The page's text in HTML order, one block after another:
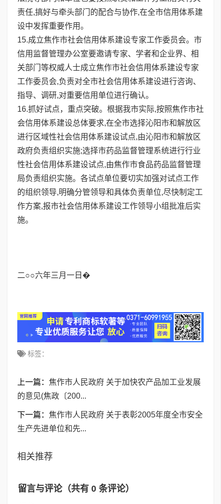
责任,搞好与牵头部门的配合与协作,在全市信用体系建
设中发挥重要作用。
15.成立焦作市社会信用体系建设专家工作委员会。市
信用监督管理办公室要邀请专家、学者和企业界、相
关部门等权威人士成立焦作市社会信用体系建设专家
工作委员会,负责对全市社会信用体系建设进行咨询、
指导、调研,对重要信用单位进行确认。
16.抓好试点，重点突破。根据我市实际,按照焦作市社
会信用体系建设总体要求,在全市选择沁阳市和解放区
进行区域性社会信用体系建设试点,由沁阳市和解放区
政府负责组织实施;选择市药品监督管理系统进行行业
性社会信用体系建设试点,由焦作市食品药品监督管理
局负责组织实施。各试点单位要切实加强对试点工作
的组织领导,明确分管领导和具体负责单位,尽快制定工
作方案,报市社会信用体系建设工作领导小组批准后实
施。
二○○六年三月一日�
标签：
上一篇： 焦作市人民政府 关于加快农产品加工业发展
的意见(焦政〔200...
下一篇： 焦作市人民政府 关于表彰2005年度全市安全
生产先进单位和先...
相关推荐
留言与评论（共有 0 条评论）